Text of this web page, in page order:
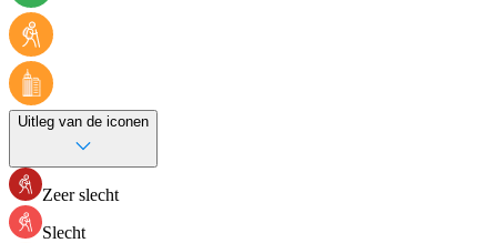
Uitleg van de iconen
Zeer slecht
Slecht